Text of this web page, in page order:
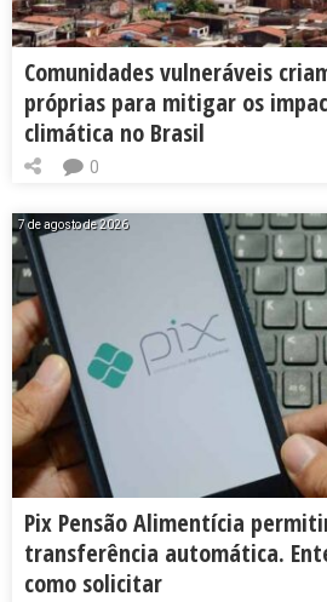
Comunidades vulneráveis
próprias para mitigar os
climática no Brasil
0
7 de agosto de 2026
Pix Pensão Alimentícia
transferência automática.
como solicitar